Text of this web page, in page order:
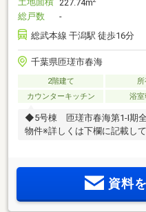
227.74m
総戸数
-
総武本線 干潟駅 徒歩16分
千葉県匝瑳市春海
2階建て
カウンターキッチン
浴室
◆5号棟 匝瑳市春海第1-I期
物件※詳しくは下欄に記載し
資料